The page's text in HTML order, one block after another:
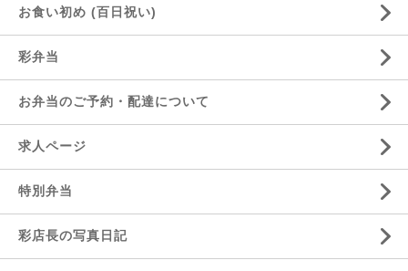
お食い初め (百日祝い)
彩弁当
お弁当のご予約・配達について
求人ページ
特別弁当
彩店長の写真日記